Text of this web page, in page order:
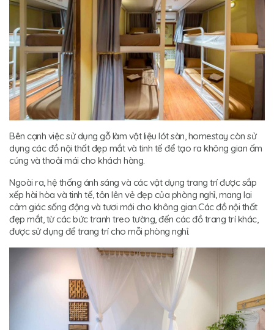
Bên cạnh việc sử dụng gỗ làm vật liệu lót sàn, homestay còn sử
dụng các đồ nội thất đẹp mắt và tinh tế để tạo ra không gian ấm
cúng và thoải mái cho khách hàng.
Ngoài ra, hệ thống ánh sáng và các vật dụng trang trí được sắp
xếp hài hòa và tinh tế, tôn lên vẻ đẹp của phòng nghỉ, mang lại
cảm giác sống động và tươi mới cho không gian.Các đồ nội thất
đẹp mắt, từ các bức tranh treo tường, đến các đồ trang trí khác,
được sử dụng để trang trí cho mỗi phòng nghỉ.